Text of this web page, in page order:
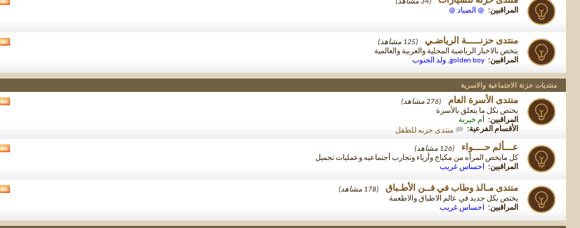
(34 مشاهد)
المراقبين: @ الصياد @
منتدى حزنـــــة الرياضـي
(125 مشاهد)
يتخص بالاخبار الرياضية المحلية والعربية والعالمية
المراقبين: golden boy
,ولد الجنوب
منتديات حزنة الاجتماعية والاسرية
منتدى الأسرة العام
(276 مشاهد)
يختص بكل ما يتعلق بالأسرة
المراقبين:
أم خيرية
الأقسام الفرعية:
منتدى حزنه للطفل
عـــألم حــــواء
(126 مشاهد)
كل مايخص المرأه من مكياج وأزياء وتجارب أجتماعيه وعمليات تجميل
المراقبين:
احساس غريب
منتدى مـالذ وطاب في فــن الأطـباق
(178 مشاهد)
يختص بكل جديد في عالم الاطباق والاطعمة
المراقبين:
احساس غريب